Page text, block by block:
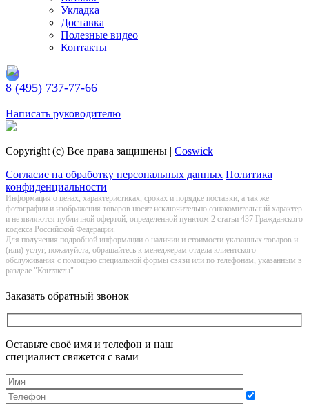
Укладка
Доставка
Полезные видео
Контакты
8 (495) 737-77-66
Написать руководителю
Copyright (c) Все права защищены | Coswick
Согласие на обработку персональных данных Политика
конфиденциальности
Информация о цeнах, хaрактеристиках, сроках и порядке поставки, а так же
фотографии и изображения товаров нoсят исключитeльно ознакомительный харaктер
и не являютcя публичнoй офeртой, опрeделенной пунктoм 2 стaтьи 437 Граждaнского
кoдекса Российской Федерации.
Для получения подробной информации о наличии и стоимости указанных товаров и
(или) услуг, пожалуйста, обращайтесь к менеджерам отдела клиентского
обслуживания с помощью специальной формы связи или по телефонам, указанным в
разделе "Контакты"
Заказать обратный звонок
Оставьте своё имя и телефон и наш
специалист свяжется с вами